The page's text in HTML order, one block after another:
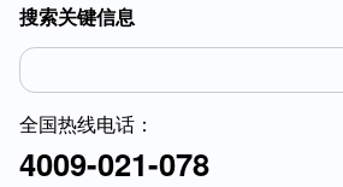
搜索关键信息
全国热线电话：
4009-021-078